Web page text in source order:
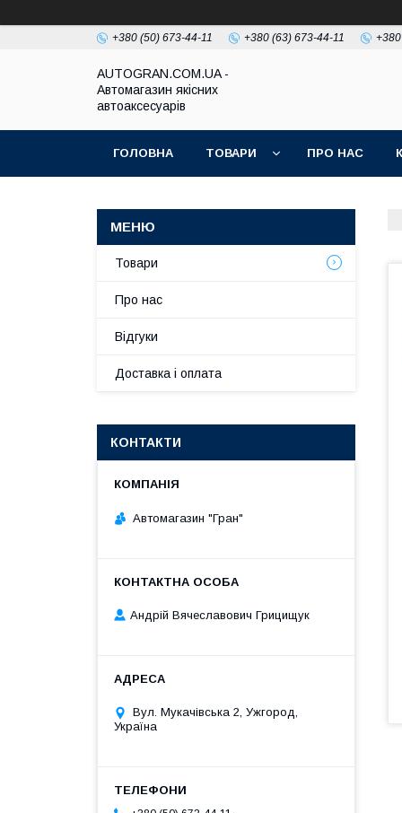
+380 (50) 673-44-11 +380 (63) 673-44-11
AUTOGRAN.COM.UA -
Автомагазин якісних
автоаксесуарів
ГОЛОВНА ТОВАРИ ПРО НАС
Товари
Про нас
Відгуки
Доставка і оплата
КОНТАКТИ
Автомагазин "Гран"
Андрій Вячеславович Грицищук
Вул. Мукачівська 2, Ужгород,
Україна